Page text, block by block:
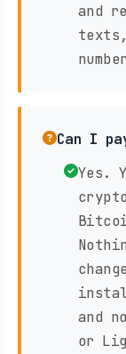
and
Can I
Yes.
and
or